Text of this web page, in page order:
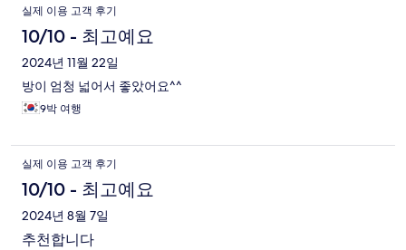
실제 이용 고객 후기
10/10 - 최고예요
2024년 11월 22일
방이 엄청 넓어서 좋았어요^^
9박 여행
실제 이용 고객 후기
10/10 - 최고예요
2024년 8월 7일
추천합니다